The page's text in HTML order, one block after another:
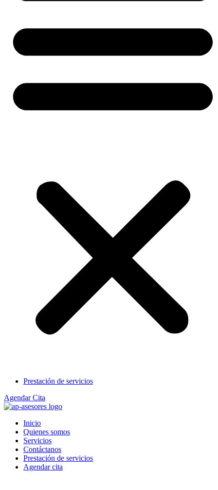
Prestación de servicios
Agendar Cita
Inicio
Quienes somos
Servicios
Contáctanos
Prestación de servicios
Agendar cita